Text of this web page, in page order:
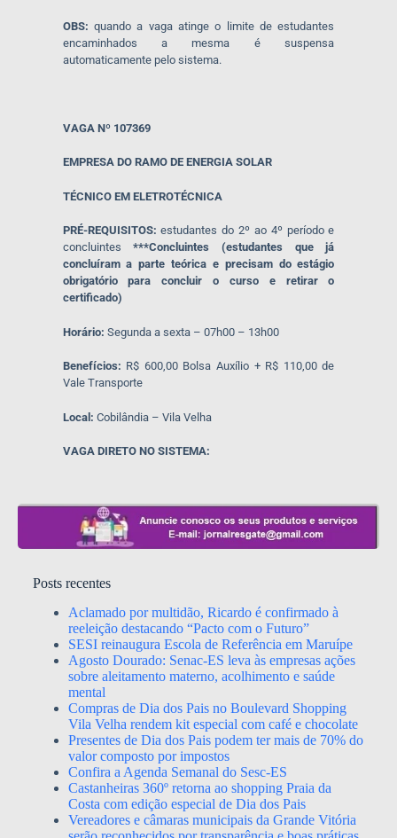
OBS: quando a vaga atinge o limite de estudantes
encaminhados a mesma é suspensa
automaticamente pelo sistema.
VAGA Nº 107369
EMPRESA DO RAMO DE ENERGIA SOLAR
TÉCNICO EM ELETROTÉCNICA
PRÉ-REQUISITOS: estudantes do 2º ao 4º período e
concluintes***Concluintes (estudantes que já
concluíram a parte teórica e precisam do estágio
obrigatório para concluir o curso e retirar o
certificado)
Horário: Segunda a sexta – 07h00 – 13h00
Benefícios: R$ 600,00 Bolsa Auxílio + R$ 110,00 de
Vale Transporte
Local: Cobilândia – Vila Velha
VAGA DIRETO NO SISTEMA:
Posts recentes
Aclamado por multidão, Ricardo é confirmado à
reeleição destacando “Pacto com o Futuro”
SESI reinaugura Escola de Referência em Maruípe
Agosto Dourado: Senac-ES leva às empresas ações
sobre aleitamento materno, acolhimento e saúde
mental
Compras de Dia dos Pais no Boulevard Shopping
Vila Velha rendem kit especial com café e chocolate
Presentes de Dia dos Pais podem ter mais de 70% do
valor composto por impostos
Confira a Agenda Semanal do Sesc-ES
Castanheiras 360º retorna ao shopping Praia da
Costa com edição especial de Dia dos Pais
Vereadores e câmaras municipais da Grande Vitória